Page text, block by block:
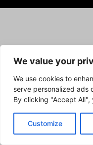
We value your
We use cookies to
serve personalized ads
By clicking "Accept All",
Customize